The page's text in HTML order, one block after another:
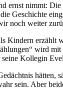
ernst nimmt:
Geschichte
noch weiter
Kindern erzählt
wird
Kollegin
hätten,
sein. Aber